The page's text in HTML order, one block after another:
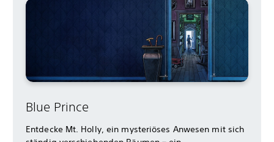
Blue Prince
Entdecke Mt. Holly, ein mysteriöses Anwesen mit sich